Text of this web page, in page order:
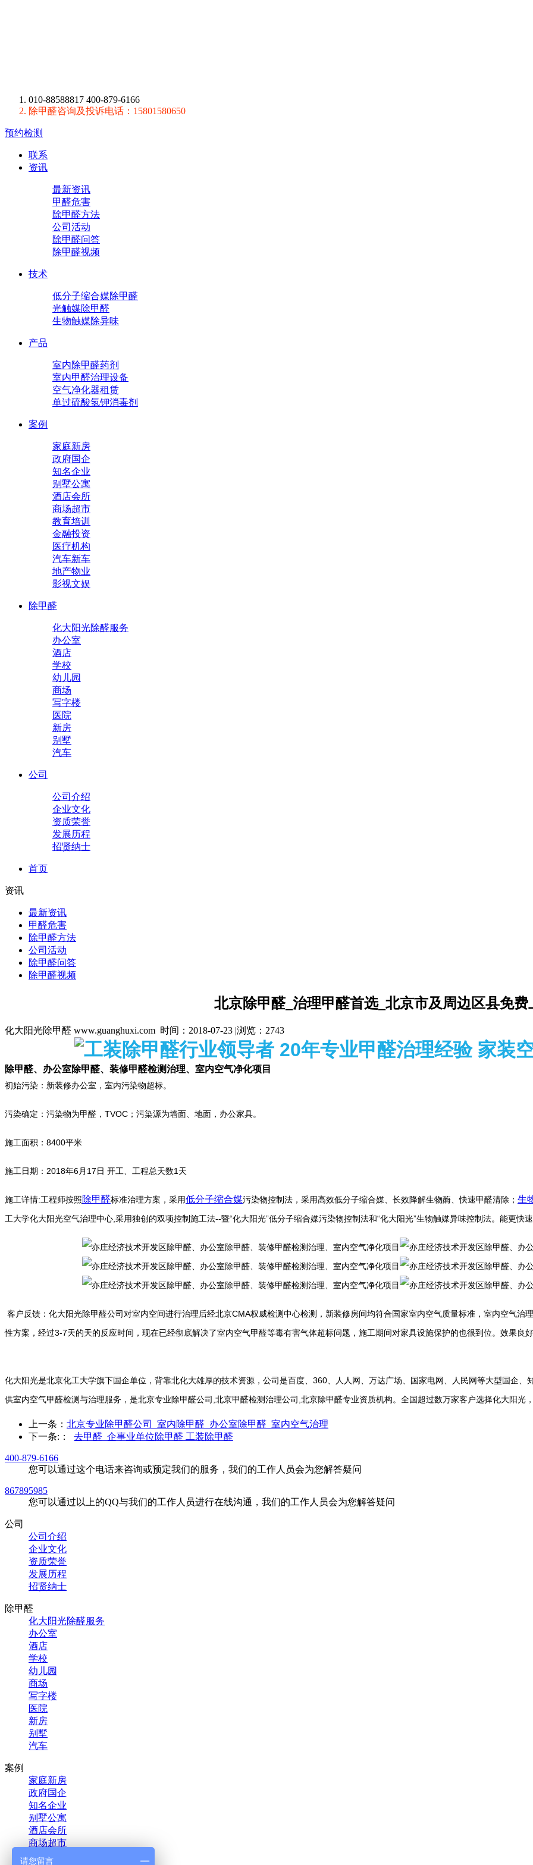
010-88588817 400-879-6166
除甲醛咨询及投诉电话：15801580650
预约检测
联系
资讯
最新资讯
甲醛危害
除甲醛方法
公司活动
除甲醛问答
除甲醛视频
技术
低分子缩合媒除甲醛
光触媒除甲醛
生物触媒除异味
产品
室内除甲醛药剂
室内甲醛治理设备
空气净化器租赁
单过硫酸氢钾消毒剂
案例
家庭新房
政府国企
知名企业
别墅公寓
酒店会所
商场超市
教育培训
金融投资
医疗机构
汽车新车
地产物业
影视文娱
除甲醛
化大阳光除醛服务
办公室
酒店
学校
幼儿园
商场
写字楼
医院
新房
别墅
汽车
公司
公司介绍
企业文化
资质荣誉
发展历程
招贤纳士
首页
资讯
最新资讯
甲醛危害
除甲醛方法
公司活动
除甲醛问答
除甲醛视频
北京除甲醛_治理甲醛首选_北京市及周边区县免费
化大阳光除甲醛 www.guanghuxi.com 时间：2018-07-23 |浏览：2743
除甲醛、办公室除甲醛、装修甲醛检测治理、室内空气净化项目
初始污染：新装修办公室，室内污染物超标。
污染确定：污染物为甲醛，TVOC；污染源为墙面、地面，办公家具。
施工面积：8400平米
施工日期：2018年6月17日 开工、工程总天数1天
施工详情:工程师按照除甲醛标准治理方案，采用低分子缩合媒污染物控制法，采用高效低分子缩合媒、长效降解生物酶、快速甲醛清除； 生
工大学化大阳光空气治理中心,采用独创的双项控制施工法--暨“化大阳光”低分子缩合媒污染物控制法和“化大阳光”生物触媒异味控制法。能更快
客户反馈：化大阳光除甲醛公司对室内空间进行治理后经北京CMA权威检测中心检测，新装修房间均符合国家室内空气质量标准，室内空气
性方案，经过3-7天的天的反应时间，现在已经彻底解决了室内空气甲醛等毒有害气体超标问题，施工期间对家具设施保护的也很到位。效果良
化大阳光是北京化工大学旗下国企单位，背靠北化大雄厚的技术资源，公司是百度、360、人人网、万达广场、国家电网、人民网等大型国企
供室内空气甲醛检测与治理服务，是北京专业除甲醛公司,北京甲醛检测治理公司,北京除甲醛专业资质机构。全国超过数万家客户选择化大阳
上一条： 北京专业除甲醛公司_室内除甲醛_办公室除甲醛_室内空气治理
下一条: ： 去甲醛_企事业单位除甲醛 工装除甲醛
400-879-6166
您可以通过这个电话来咨询或预定我们的服务，我们的工作人员会为您解答疑问
867895985
您可以通过以上的QQ与我们的工作人员进行在线沟通，我们的工作人员会为您解答疑问
公司
公司介绍
企业文化
资质荣誉
发展历程
招贤纳士
除甲醛
化大阳光除醛服务
办公室
酒店
学校
幼儿园
商场
写字楼
医院
新房
别墅
汽车
案例
家庭新房
政府国企
知名企业
别墅公寓
酒店会所
商场超市
教育培训
请您留言